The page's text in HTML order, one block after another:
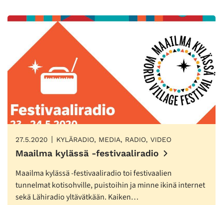
27.5.2020 KYLÄRADIO, MEDIA, RADIO, VIDEO
Maailma kylässä -festivaaliradio
Maailma kylässä -festivaaliradio toi festivaalien
tunnelmat kotisohville, puistoihin ja minne ikinä internet
sekä Lähiradio yltävätkään. Kaiken…